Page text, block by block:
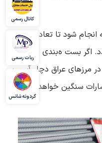
انجام شود تا تعادل وزن
اگر بست ه‌بندی
در مرزهای عراق دچار آسیب
سنگین خواهد شد.
کانال رسمی
ربات رسمی
گردونه شانس